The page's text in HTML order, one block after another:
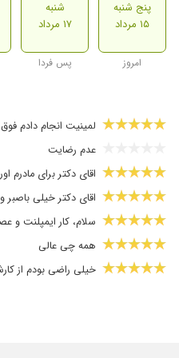
پنج شنبه
۱۵ مرداد
امروز
شنبه
۱۷ مرداد
پس فردا
لمینیت انجام دادم فوق
عدم رضایت
اقای دکتر برای مادرم
اقای دکتر خیلی
سلام، کار ایمپلنت و
همه چی عالی
خیلی راضی بودم از